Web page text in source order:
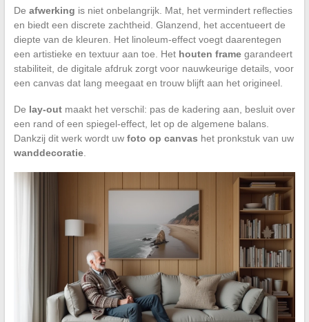
De afwerking is niet onbelangrijk. Mat, het vermindert reflecties
en biedt een discrete zachtheid. Glanzend, het accentueert de
diepte van de kleuren. Het linoleum-effect voegt daarentegen
een artistieke en textuur aan toe. Het houten framegarandeert
stabiliteit, de digitale afdruk zorgt voor nauwkeurige details, voor
een canvas dat lang meegaat en trouw blijft aan het origineel.
De lay-outmaakt het verschil: pas de kadering aan, besluit over
een rand of een spiegel-effect, let op de algemene balans.
Dankzij dit werk wordt uw foto op canvas het pronkstuk van uw
wanddecoratie.